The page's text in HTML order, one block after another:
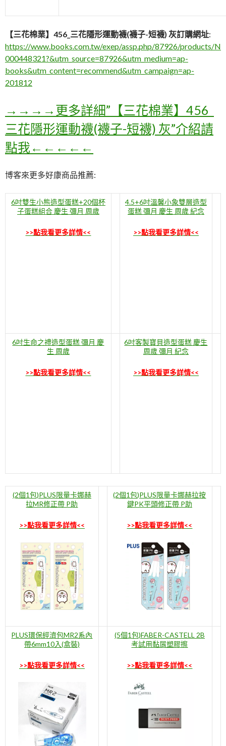
【三花棉業】456_三花隱形運動襪(襪子-短襪) 灰訂購網址:
https://www.books.com.tw/exep/assp.php/87926/products/N
000448321?&utm_source=87926&utm_medium=ap-
books&utm_content=recommend&utm_campaign=ap-
201812
→→→→更多詳細”【三花棉業】456_
三花隱形運動襪(襪子-短襪) 灰”介紹請
點我←←←←←
博客來更多好康商品推薦:
6吋雙生小熊造型蛋糕+20個杯
子蛋糕組合 慶生 彌月 周歲
>>點我看更多詳情<<
4.5+6吋溫馨小象雙層造型
蛋糕 彌月 慶生 周歲 紀念
>>點我看更多詳情<<
6吋生命之禮造型蛋糕 彌月 慶
生 周歲
>>點我看更多詳情<<
6吋客製寶貝造型蛋糕 慶生
周歲 彌月 紀念
>>點我看更多詳情<<
(2個1包)PLUS限量卡娜赫
拉MR修正帶 P助
>>點我看更多詳情<<
(2個1包)PLUS限量卡娜赫拉按
鍵PK平頭修正帶 P助
>>點我看更多詳情<<
PLUS環保經濟包MR2系內
帶6mm10入(盒裝)
>>點我看更多詳情<<
(5個1包)FABER-CASTELL 2B
考試用黏屑塑膠擦
>>點我看更多詳情<<